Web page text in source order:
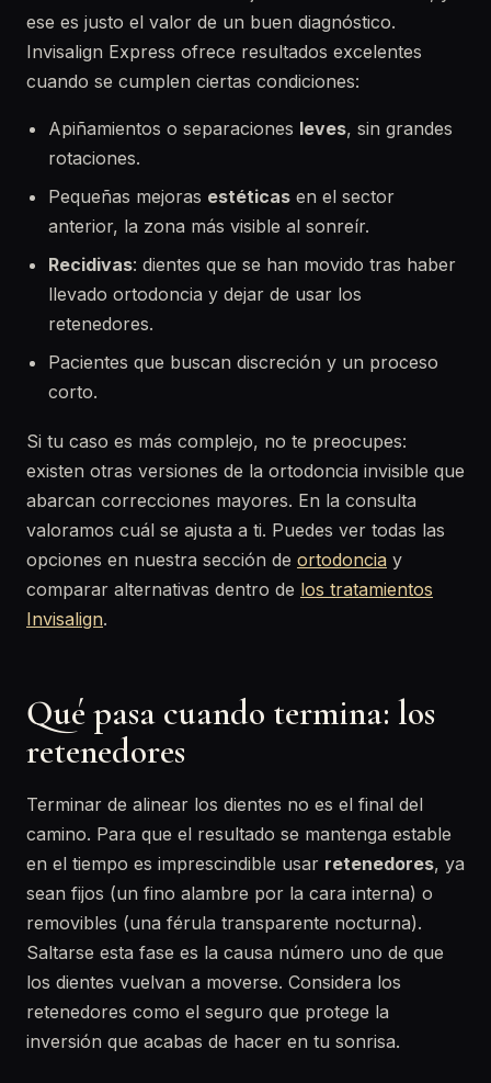
ese es justo el valor de un buen diagnóstico.
Invisalign Express ofrece resultados excelentes
cuando se cumplen ciertas condiciones:
Apiñamientos o separaciones leves, sin grandes
rotaciones.
Pequeñas mejoras estéticas en el sector
anterior, la zona más visible al sonreír.
Recidivas: dientes que se han movido tras haber
llevado ortodoncia y dejar de usar los
retenedores.
Pacientes que buscan discreción y un proceso
corto.
Si tu caso es más complejo, no te preocupes:
existen otras versiones de la ortodoncia invisible que
abarcan correcciones mayores. En la consulta
valoramos cuál se ajusta a ti. Puedes ver todas las
opciones en nuestra sección de ortodoncia y
comparar alternativas dentro de los tratamientos
Invisalign.
Qué pasa cuando termina: los
retenedores
Terminar de alinear los dientes no es el final del
camino. Para que el resultado se mantenga estable
en el tiempo es imprescindible usar retenedores, ya
sean fijos (un fino alambre por la cara interna) o
removibles (una férula transparente nocturna).
Saltarse esta fase es la causa número uno de que
los dientes vuelvan a moverse. Considera los
retenedores como el seguro que protege la
inversión que acabas de hacer en tu sonrisa.